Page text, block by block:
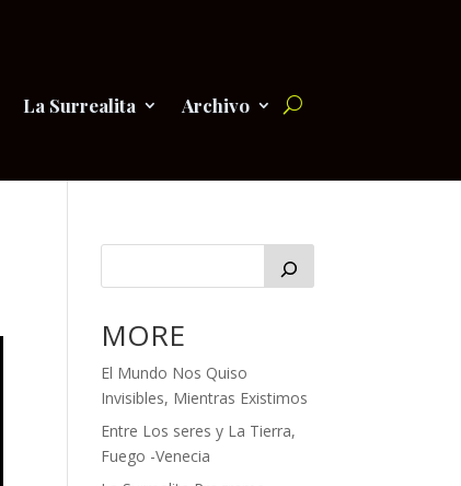
La Surrealita Archivo
MORE
El Mundo Nos Quiso
Invisibles, Mientras Existimos
Entre Los seres y La Tierra,
Fuego -Venecia